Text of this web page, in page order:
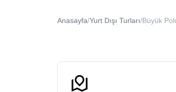
Bir seyahate çıkarken en önemli
anın tadını çıkarmak kalır.
Bazı rotalar vardır ki, haritaya
isteyenler için tasarlanmıştır. Bu
Baltık Denizi’nin kıyısındaki
Anasayfa/Yurt Dışı Turları/Büyük